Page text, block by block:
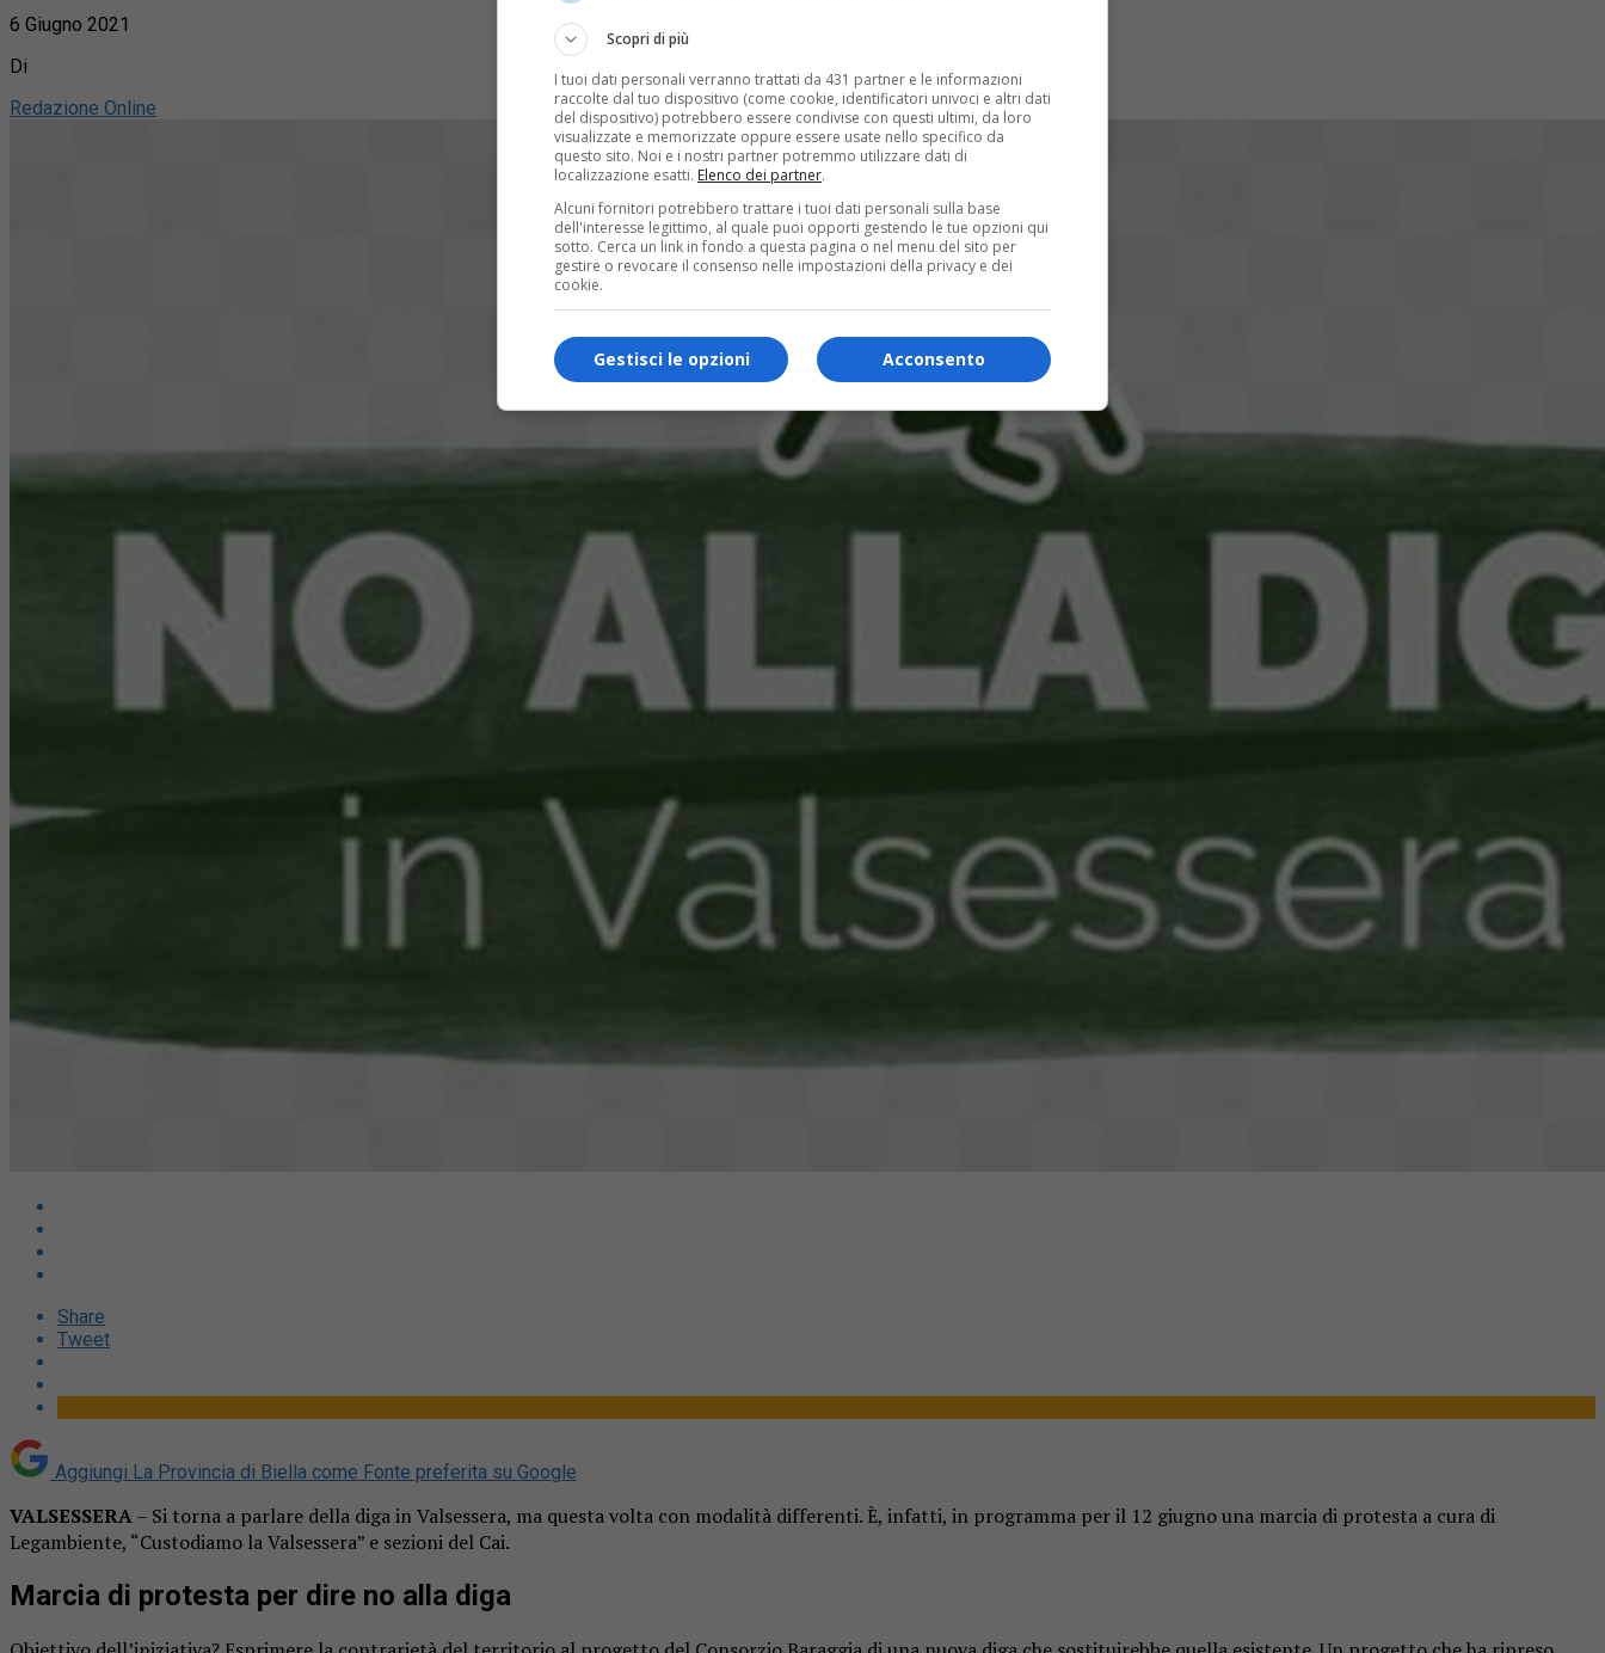
6 Giugno 2021
Di
Redazione Online
Share
Tweet
Aggiungi La Provincia di Biella come Fonte preferita su Google
VALSESSERA– Si torna a parlare della diga in Valsessera, ma questa volta con modalità differenti. È, infatti, in programma per il 12 giugno una marcia di protesta a cura di
Legambiente, “Custodiamo la Valsessera” e sezioni del Cai.
Marcia di protesta per dire no alla diga
Scopri di più
I tuoi dati personali verranno trattati da 431 partner e le informazioni
raccolte dal tuo dispositivo (come cookie, identificatori univoci e altri dati
del dispositivo) potrebbero essere condivise con questi ultimi, da loro
visualizzate e memorizzate oppure essere usate nello specifico da
questo sito. Noi e i nostri partner potremmo utilizzare dati di
localizzazione esatti. Elenco dei partner.
Alcuni fornitori potrebbero trattare i tuoi dati personali sulla base
dell'interesse legittimo, al quale puoi opporti gestendo le tue opzioni qui
sotto. Cerca un link in fondo a questa pagina o nel menu del sito per
gestire o revocare il consenso nelle impostazioni della privacy e dei
cookie.
Acconsento
Gestisci le opzioni